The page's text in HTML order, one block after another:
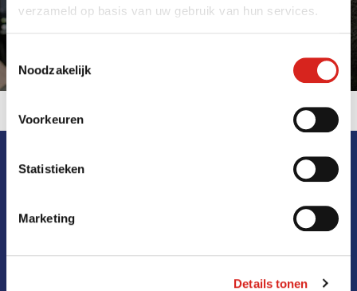
verzameld op basis van uw gebruik van hun services.
Noodzakelijk
Voorkeuren
Statistieken
Marketing
Details tonen
starten bij het Openbaar Ministerie.